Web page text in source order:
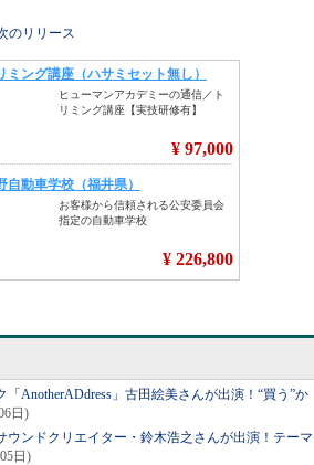
のリリース
AnotherADdress」古田絵美さんが出演！“買う”か
日)
ウンドクリエイター・鈴木浩之さんが出演！テーマ
日)